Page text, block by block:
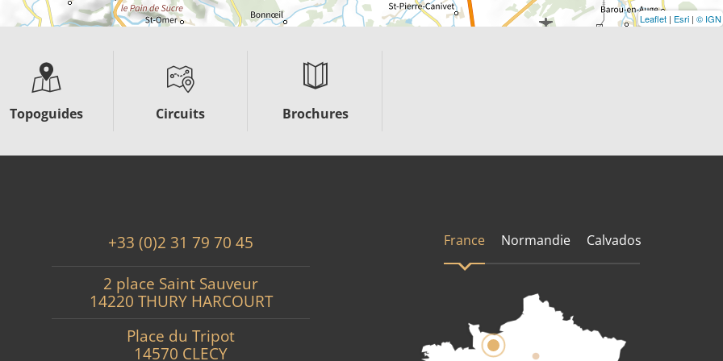
Leaflet | Esri | © IGN
Topoguides Circuits Brochures
+33 (0)2 31 79 70 45
2 place Saint Sauveur
14220 THURY HARCOURT
Place du Tripot
14570 CLECY
France Normandie Calvados